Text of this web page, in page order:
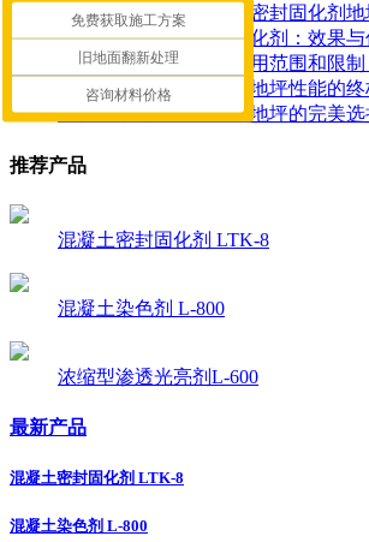
地面潮湿可以做混凝土密封固化剂地
探索锂基混凝土密封固化剂：效果
​混凝土密封固化剂的应用范围和限制 ​
混凝土染色地坪与环氧地坪性能的
让停车场更耐用：固化地坪的完美选
推荐产品
混凝土密封固化剂 LTK-8
混凝土染色剂 L-800
浓缩型渗透光亮剂L-600
最新产品
混凝土密封固化剂 LTK-8
混凝土染色剂 L-800
免费获取施工方案
旧地面翻新处理
咨询材料价格